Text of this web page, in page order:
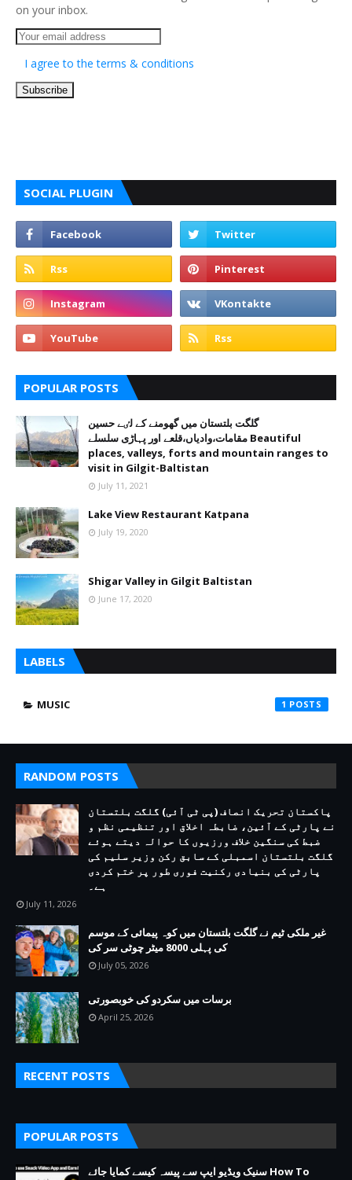
on your inbox.
I agree to the terms & conditions
SOCIAL PLUGIN
POPULAR POSTS
گلگت بلتستان میں گھومنے کے لٸے حسین
مقامات،وادیاں،قلعے اور پہاڑی سلسلے Beautiful
places, valleys, forts and mountain ranges to
visit in Gilgit-Baltistan
July 11, 2021
Lake View Restaurant Katpana
July 19, 2020
Shigar Valley in Gilgit Baltistan
June 17, 2020
LABELS
MUSIC 1
RANDOM POSTS
پاکستان تحریک انصاف (پی ٹی آئی) گلگت بلتستان
نے پارٹی کے آئین، ضابطہ اخلاق اور تنظیمی نظم و
ضبط کی سنگین خلاف ورزیوں کا حوالہ دیتے ہوئے
گلگت بلتستان اسمبلی کے سابق رکن وزیر سلیم کی
پارٹی کی بنیادی رکنیت فوری طور پر ختم کردی
ہے۔
July 11, 2026
غیر ملکی ٹیم نے گلگت بلتستان میں کوہ پیمائی کے موسم
کی پہلی 8000 میٹر چوٹی سر کی
July 05, 2026
برسات میں سکردو کی خوبصورتی
April 25, 2026
RECENT POSTS
POPULAR POSTS
سنیک ویڈیو ایپ سے پیسہ کیسے کمایا جائے How To